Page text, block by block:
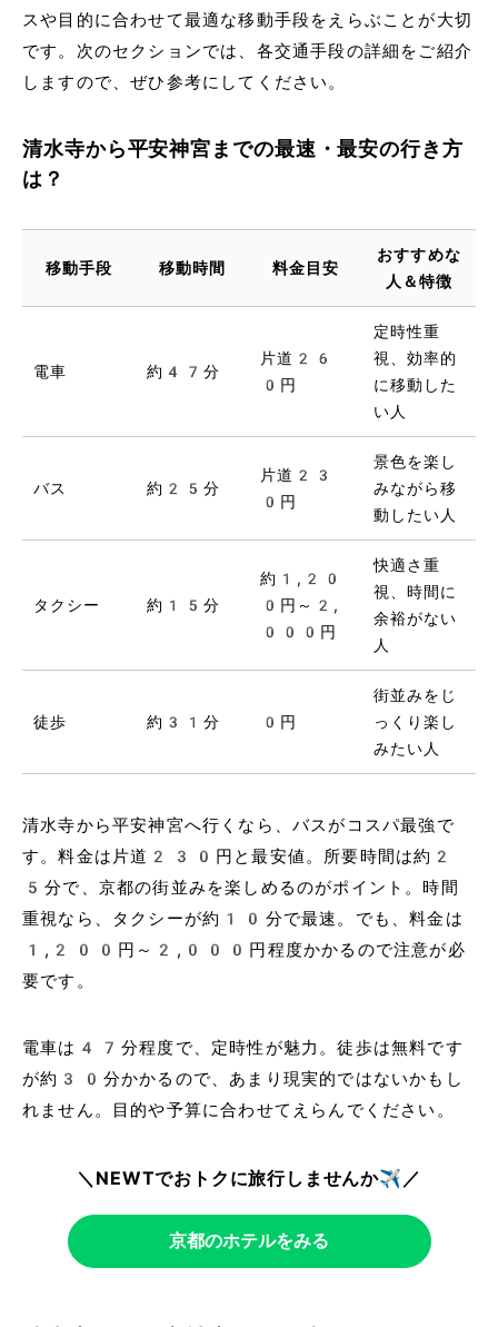
スや目的に合わせて最適な移動手段をえらぶことが大切
です。次のセクションでは、各交通手段の詳細をご紹介
しますので、ぜひ参考にしてください。
清水寺から平安神宮までの最速・最安の行き方
は？
移動手段 移動時間 料金目安
おすすめな
人＆特徴
電車 約47分
片道26
0円
定時性重
視、効率的
に移動した
い人
バス 約25分
片道23
0円
景色を楽し
みながら移
動したい人
タクシー 約15分
約1,20
0円～2,
000円
快適さ重
視、時間に
余裕がない
人
徒歩 約31分 0円
街並みをじ
っくり楽し
みたい人
清水寺から平安神宮へ行くなら、バスがコスパ最強で
す。料金は片道230円と最安値。所要時間は約2
5分で、京都の街並みを楽しめるのがポイント。時間
重視なら、タクシーが約10分で最速。でも、料金は
1,200円～2,000円程度かかるので注意が必
要です。
電車は47分程度で、定時性が魅力。徒歩は無料です
が約30分かかるので、あまり現実的ではないかもし
れません。目的や予算に合わせてえらんでください。
＼NEWTでおトクに旅行しませんか✈️／
京都のホテルをみる